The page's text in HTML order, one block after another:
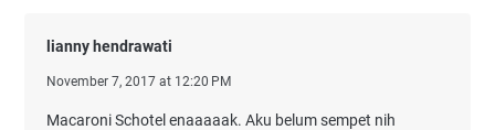
lianny hendrawati
November 7, 2017 at 12:20 PM
Macaroni Schotel enaaaaak. Aku belum sempet nih